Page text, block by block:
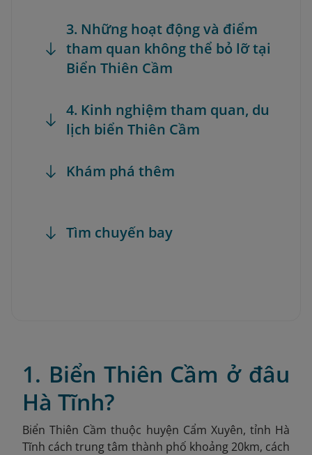
3. Những hoạt động và điểm
tham quan không thể bỏ lỡ tại
Biển Thiên Cầm
4. Kinh nghiệm tham quan, du
lịch biển Thiên Cầm
Khám phá thêm
Tìm chuyến bay
1. Biển Thiên Cầm ở đâu
Hà Tĩnh?
Biển Thiên Cầm thuộc huyện Cẩm Xuyên, tỉnh Hà
Tĩnh cách trung tâm thành phố khoảng 20km, cách